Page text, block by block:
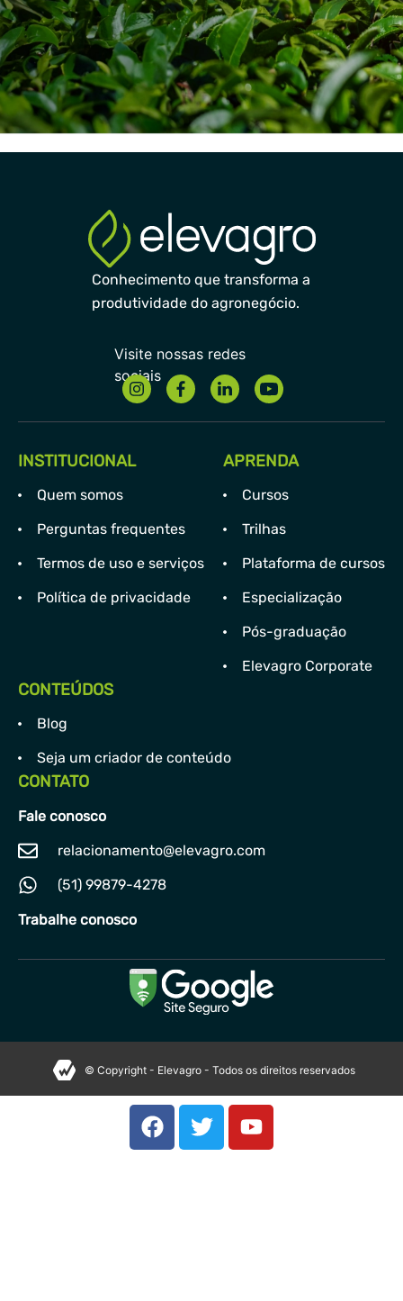
Conhecimento que transforma a
produtividade do agronegócio.
INSTITUCIONAL
Quem somos
Perguntas frequentes
Termos de uso e serviços
Política de privacidade
APRENDA
Cursos
Trilhas
Plataforma de cursos
Especialização
Pós-graduação
Elevagro Corporate
CONTEÚDOS
Blog
Seja um criador de conteúdo
CONTATO
Fale conosco
relacionamento@elevagro.com
(51) 99879-4278
Trabalhe conosco
© Copyright - Elevagro - Todos os direitos reservados